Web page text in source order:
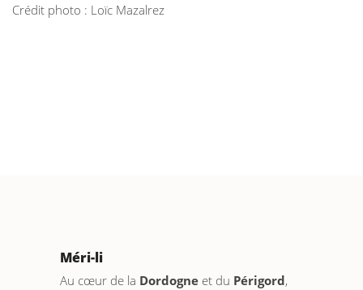
Crédit photo : Loïc Mazalrez
Méri-li
Au cœur de la Dordogne et du Périgord,